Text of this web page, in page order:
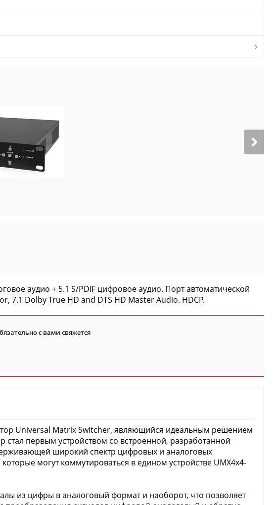
аудио + 5.1 S/PDIF цифровое аудио. Порт автоматической
7.1 Dolby True HD and DTS HD Master Audio. HDCP.
с вами свяжется
Universal Matrix Switcher, являющийся идеальным решением
первым устройством со встроенной, разработанной
широкий спектр цифровых и аналоговых
могут коммутироваться в едином устройстве UMX4x4-
из цифры в аналоговый формат и наоборот, что позволяет